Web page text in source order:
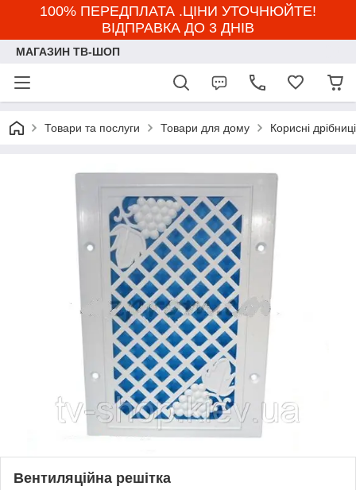
100% ПЕРЕДПЛАТА .ЦІНИ УТОЧНЮЙТЕ!
ВІДПРАВКА ДО 3 ДНІВ
МАГАЗИН ТВ-ШОП
Товари та послуги Товари для дому Корисні дрібниці
Вентиляційна решітка